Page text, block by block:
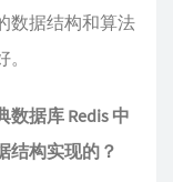
数据结构和算法
数据库 Redis 中
结构实现的？